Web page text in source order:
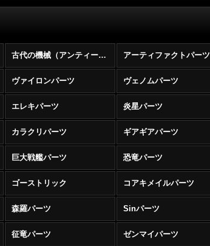
古代の機械（アンティークギア） アーティファクトパーツ
ヴァイロンパーツ ヴェノムパーツ
エレキパーツ 炎星パーツ
カラクリパーツ ギアギアパーツ
巨大戦艦パーツ 恐竜パーツ
ゴーストリック コアキメイルパーツ
森羅パーツ Sinパーツ
征竜パーツ ゼンマイパーツ